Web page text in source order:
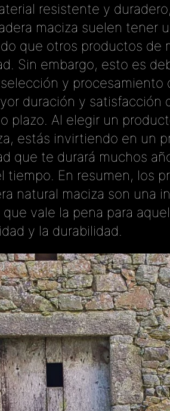
resistente y
maciza suelen tener
que otros productos de
Sin embargo, esto es
y procesamiento
duración y satisfacción
plazo. Al elegir un
estás invirtiendo en un
que te durará muchos
tiempo. En resumen, los
natural maciza son una
que vale la pena para
y la durabilidad.